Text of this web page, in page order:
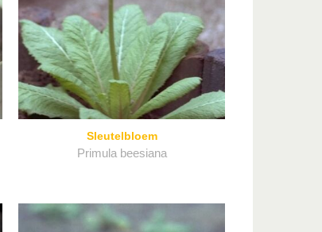
Sleutelbloem
Primula beesiana